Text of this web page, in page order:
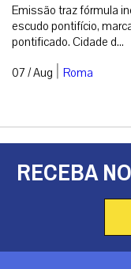
Emissão traz fórmula
escudo pontifício,
pontificado. Cidade d...
07 / Aug | Roma
RECEBA